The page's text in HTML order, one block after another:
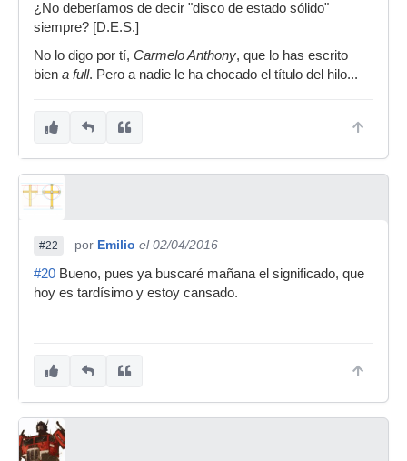
¿No deberíamos de decir "disco de estado sólido"
siempre? [D.E.S.]
No lo digo por tí, Carmelo Anthony, que lo has escrito
bien a full. Pero a nadie le ha chocado el título del hilo...
#22 por Emilio el 02/04/2016
#20 Bueno, pues ya buscaré mañana el significado, que
hoy es tardísimo y estoy cansado.